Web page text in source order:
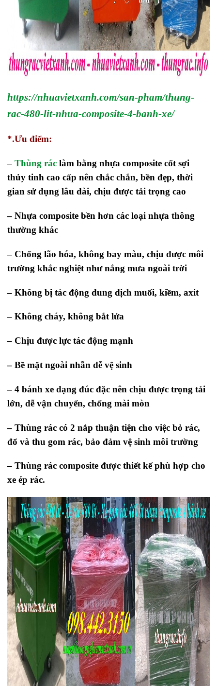
https://nhuavietxanh.com/san-pham/thung-
rac-480-lit-nhua-composite-4-banh-xe/
*.Ưu điểm:
– Thùng rác làm bằng nhựa composite cốt sợi
thủy tinh cao cấp nên chắc chắn, bền đẹp, thời
gian sử dụng lâu dài, chịu được tải trọng cao
– Nhựa composite bền hơn các loại nhựa thông
thường khác
– Chống lão hóa, không bay màu, chịu được môi
trường khắc nghiệt như nắng mưa ngoài trời
– Không bị tác động dung dịch muối, kiềm, axit
– Không cháy, không bắt lửa
– Chịu được lực tác động mạnh
– Bề mặt ngoài nhẵn dễ vệ sinh
– 4 bánh xe dạng đúc đặc nên chịu được trọng tải
lớn, dễ vận chuyển, chống mài mòn
– Thùng rác có 2 nắp thuận tiện cho việc bỏ rác,
đổ và thu gom rác, bảo đảm vệ sinh môi trường
– Thùng rác composite được thiết kế phù hợp cho
xe ép rác.